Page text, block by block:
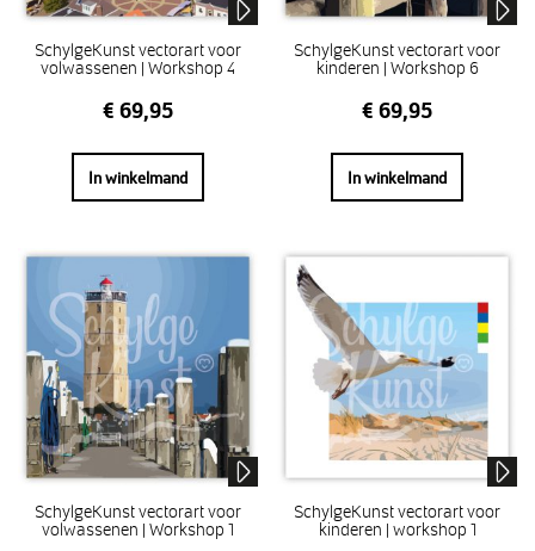
SchylgeKunst vectorart voor
volwassenen | Workshop 4
€ 69,95
In winkelmand
SchylgeKunst vectorart voor
kinderen | Workshop 6
€ 69,95
In winkelmand
SchylgeKunst vectorart voor
volwassenen | Workshop 1
SchylgeKunst vectorart voor
kinderen | workshop 1